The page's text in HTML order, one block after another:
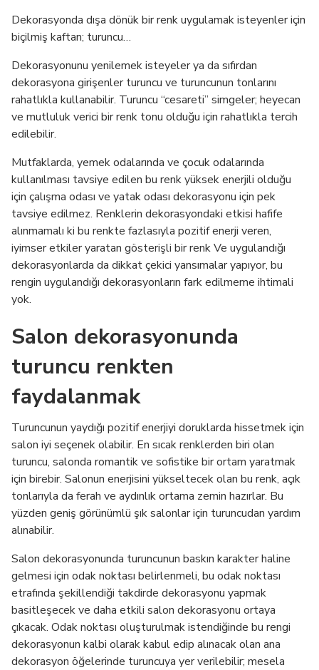
ise cam ile sunulsun. Metali küçük
hissedelim, camı büyük!</p>
Dekorasyonda dışa dönük bir renk uygulamak isteyenler için
biçilmiş kaftan; turuncu…
Dekorasyonunu yenilemek isteyeler ya da sıfırdan
dekorasyona girişenler turuncu ve turuncunun tonlarını
rahatlıkla kullanabilir. Turuncu “cesareti” simgeler; heyecan
ve mutluluk verici bir renk tonu olduğu için rahatlıkla tercih
edilebilir.
Mutfaklarda, yemek odalarında ve çocuk odalarında
kullanılması tavsiye edilen bu renk yüksek enerjili olduğu
için çalışma odası ve yatak odası dekorasyonu için pek
tavsiye edilmez. Renklerin dekorasyondaki etkisi hafife
alınmamalı ki bu renkte fazlasıyla pozitif enerji veren,
iyimser etkiler yaratan gösterişli bir renk Ve uygulandığı
dekorasyonlarda da dikkat çekici yansımalar yapıyor, bu
rengin uygulandığı dekorasyonların fark edilmeme ihtimali
yok.
Salon dekorasyonunda
turuncu renkten
faydalanmak
Turuncunun yaydığı pozitif enerjiyi doruklarda hissetmek için
salon iyi seçenek olabilir. En sıcak renklerden biri olan
turuncu, salonda romantik ve sofistike bir ortam yaratmak
için birebir. Salonun enerjisini yükseltecek olan bu renk, açık
tonlarıyla da ferah ve aydınlık ortama zemin hazırlar. Bu
yüzden geniş görünümlü şık salonlar için turuncudan yardım
alınabilir.
Salon dekorasyonunda turuncunun baskın karakter haline
gelmesi için odak noktası belirlenmeli, bu odak noktası
etrafında şekillendiği takdirde dekorasyonu yapmak
basitleşecek ve daha etkili salon dekorasyonu ortaya
çıkacak. Odak noktası oluşturulmak istendiğinde bu rengi
dekorasyonun kalbi olarak kabul edip alınacak olan ana
dekorasyon öğelerinde turuncuya yer verilebilir; mesela